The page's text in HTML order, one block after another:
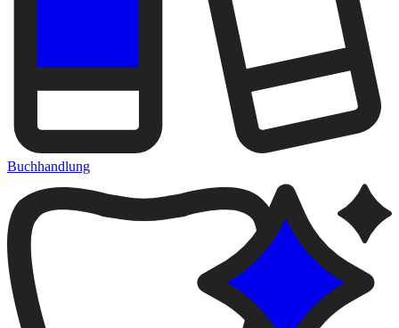
Buchhandlung